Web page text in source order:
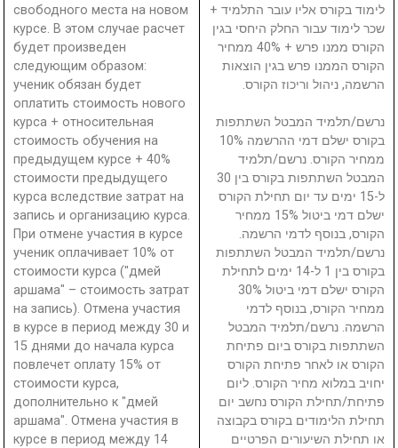
свободного места на новом
курсе. В этом случае расчет
будет произведен
следующим образом:
ученик обязан будет
оплатить стоимость нового
курса + относительная
стоимость обучения на
предыдущем курсе + 40%
стоимости предыдущего
курса вследствие затрат на
запись и организацию курса.
При отмене участия в курсе
ученик оплачивает 10% от
стоимости курса ("дмей
аршама" – стоимость затрат
на запись). Отмена участия
в курсе в период между 30 и
15 днями до начала курса
повлечет оплату 15% от
стоимости курса,
дополнительно к "дмей
аршама". Отмена участия в
курсе в период между 14
לימוד בקורס אליו עובר התלמיד +
שכר לימוד עבור החלק היחסי בגין
הקורס ממנו פרש + 40% ממחיר
הקורס הממנו פרש בגין הוצאות
הרשמה, ניהול וריכוז הקורס.
נרשם/תלמיד המבטל השתתפות
בקורס ישלם דמי ההרשמה 10%
ממחיר הקורס. נרשם/תלמיד
המבטל השתתפות בקורס בין 30
ל-15 ימים עד יום תחילת הקורס
ישלם דמי ביטול 15% ממחיר
הקורס, בנוסף לדמי הרשמה.
נרשם/תלמיד המבטל השתתפות
בקורס בין 1 ל-14 ימים לתחילת
הקורס ישלם דמי ביטול 30%
ממחיר הקורס, בנוסף לדמי
הרשמה. נרשם/תלמיד המבטל
השתתפות בקורס ביום פתיחת
הקורס או לאחר פתיחת הקורס
יחויב במלוא מחיר הקורס. ליום
פתיחת/תחילת הקורס נחשב יום
תחילת הלימודים בקורס בקבוצה
או תחילת השיעורים הפרטיים